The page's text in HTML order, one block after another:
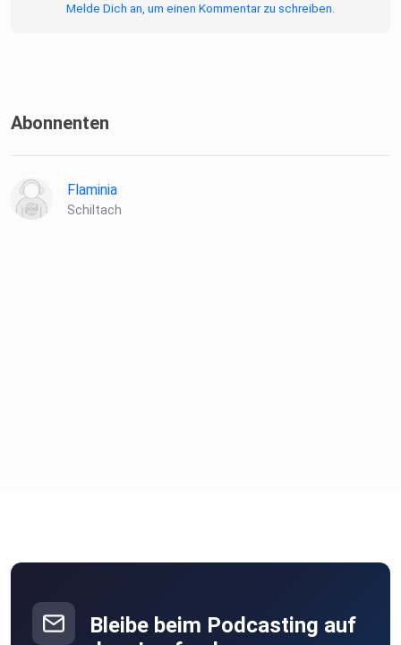
Melde Dich an, um einen Kommentar zu schreiben.
Abonnenten
Flaminia
Schiltach
Bleibe beim Podcasting auf